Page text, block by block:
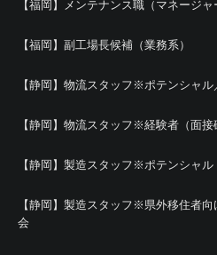
【福岡】メンテナンス職（マネージャ
【福岡】副工場長候補（業務系）
【静岡】物流スタッフ※ポテンシャル
【静岡】物流スタッフ※経験者（面接
【静岡】製造スタッフ※ポテンシャル
【静岡】製造スタッフ※県外移住者
会